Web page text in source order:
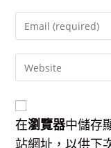
username
to
comment
your
address
toyour
(optional)
在瀏覽器中儲存
站網址，以供下